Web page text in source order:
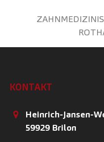
KONTAKT
Heinrich-Jansen-
59929 Brilon